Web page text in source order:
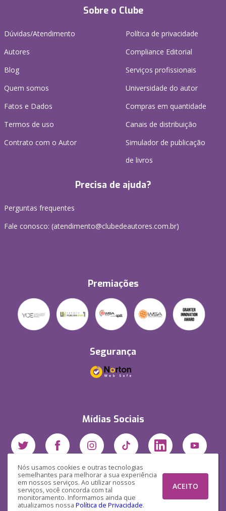
Nós usamos cookies e outras tecnologias
semelhantes para melhorar a sua experiência
em nossos serviços. Ao utilizar nossos
serviços, você concorda com tal
monitoramento. Informamos ainda que
atualizamos nossa Política de Privacidade.
ACEITO
Sobre o Clube
Dúvidas/Atendimento
Autores
Blog
Quem somos
Fatos e Dados
Termos de uso
Contrato com o Autor
Política de privacidade
Compliance Editorial
Serviços profissionais
Universidade do autor
Compras em quantidade
Canais de distribuição
Simulador de publicação
de livros
Precisa de ajuda?
Perguntas frequentes
Fale conosco: (atendimento@clubedeautores.com.br)
Premiações
Segurança
Mídias Sociais